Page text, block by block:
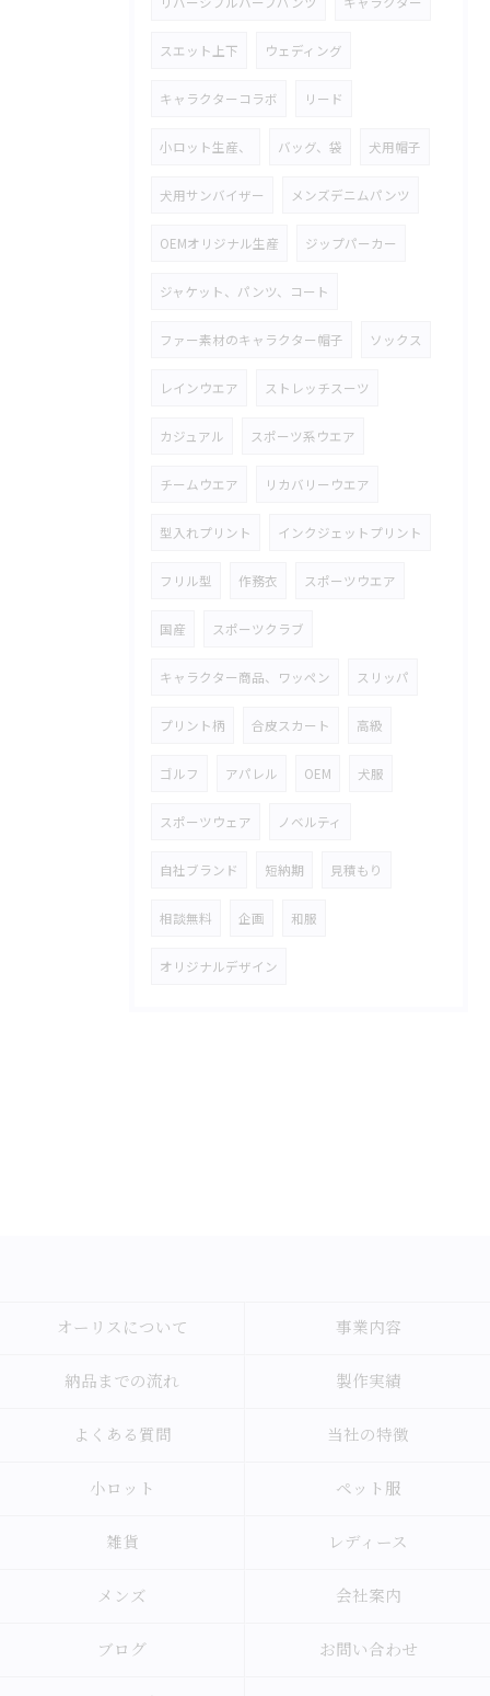
スエット上下 ウェディング
キャラクターコラボ リード
小ロット生産、 バッグ、袋 犬用帽子
犬用サンバイザー メンズデニムパンツ
OEMオリジナル生産 ジップパーカー
ジャケット、パンツ、コート
ファー素材のキャラクター帽子 ソックス
レインウエア ストレッチスーツ
カジュアル スポーツ系ウエア
チームウエア リカバリーウエア
型入れプリント インクジェットプリント
フリル型 作務衣 スポーツウエア
国産 スポーツクラブ
キャラクター商品、ワッペン スリッパ
プリント柄 合皮スカート 高級
ゴルフ アパレル OEM 犬服
スポーツウェア ノベルティ
自社ブランド 短納期 見積もり
相談無料 企画 和服
オリジナルデザイン
オーリスについて 事業内容
納品までの流れ 製作実績
よくある質問 当社の特徴
小ロット ペット服
雑貨 レディース
メンズ 会社案内
ブログ お問い合わせ